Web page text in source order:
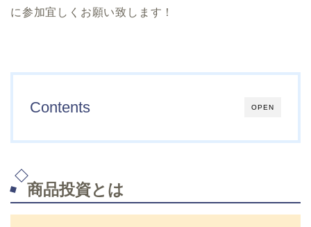
に参加宜しくお願い致します！
OPEN
Contents
商品投資とは